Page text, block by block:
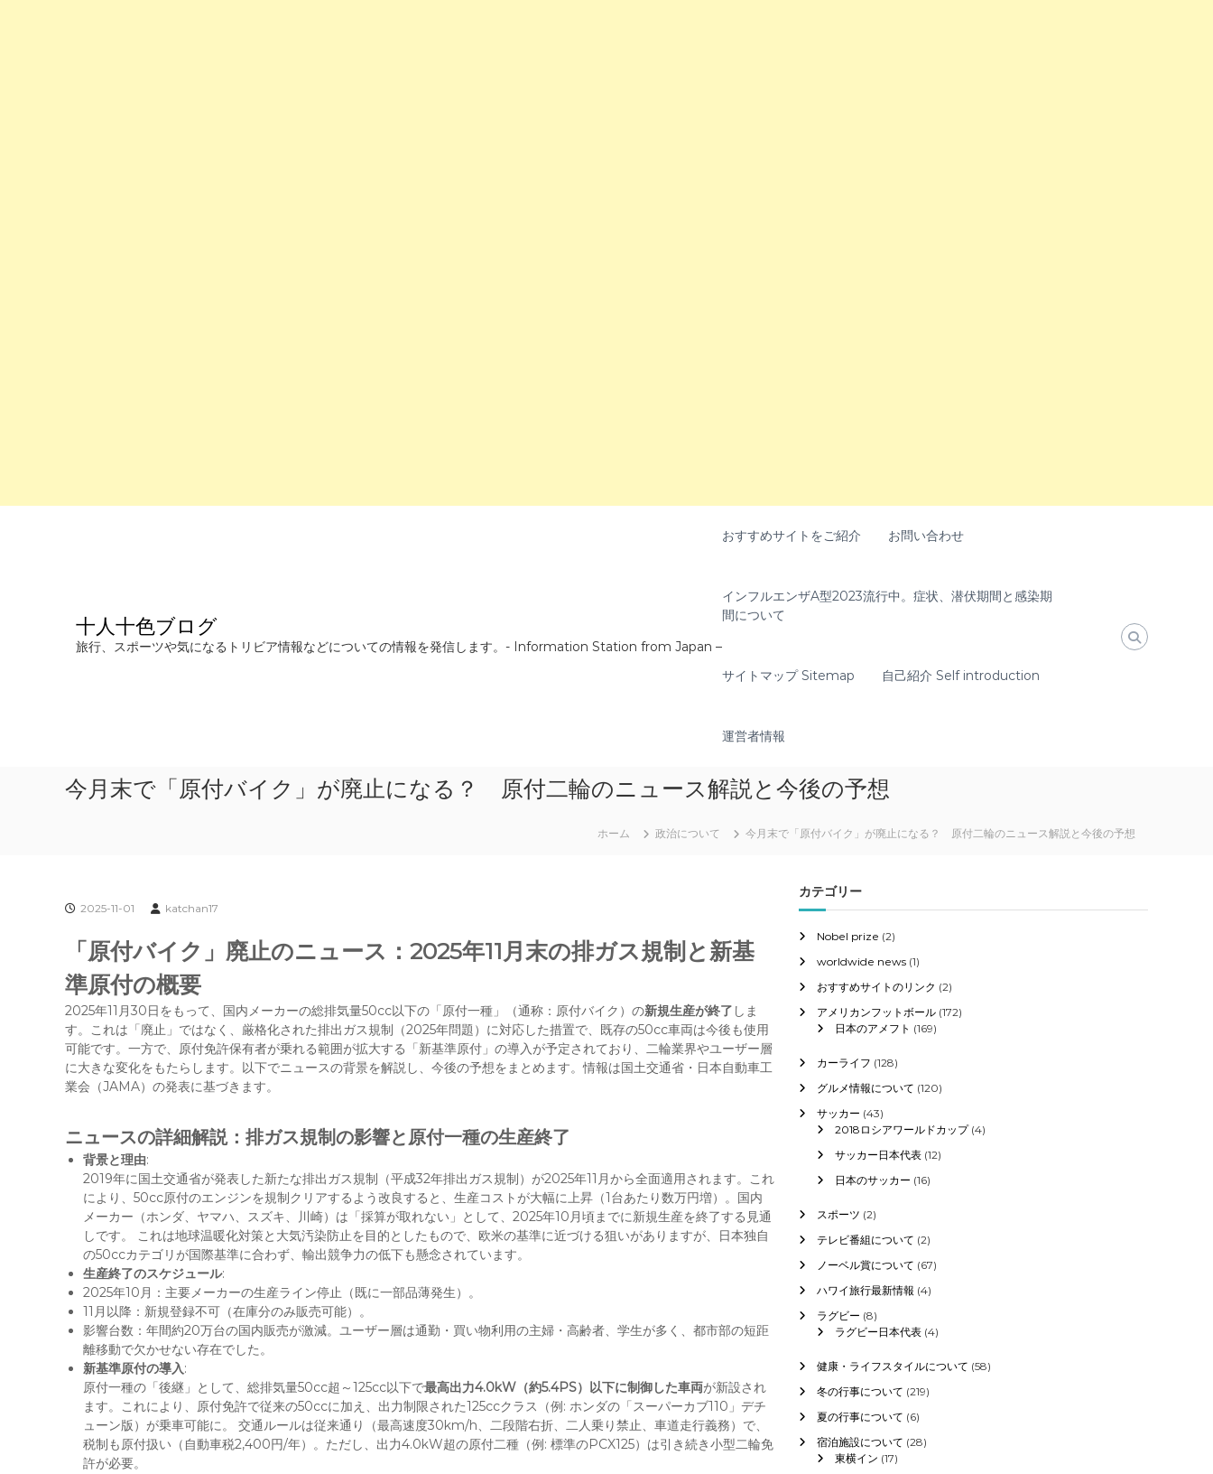
十人十色ブログ
旅行、スポーツや気になるトリビア情報などについての情報を発信します。- Information Station from Japan –
おすすめサイトをご紹介 お問い合わせ
インフルエンザA型2023流行中。症状、潜伏期間と感染期
間について
サイトマップ Sitemap 自己紹介 Self introduction
運営者情報
今月末で「原付バイク」が廃止になる？ 原付二輪のニュース解説と今後の予想
ホーム 政治について 今月末で「原付バイク」が廃止になる？ 原付二輪のニュース解説と今後の予想
2025-11-01 katchan17
「原付バイク」廃止のニュース：2025年11月末の排ガス規制と新基
準原付の概要
2025年11月30日をもって、国内メーカーの総排気量50cc以下の「原付一種」（通称：原付バイク）の新規生産が終了 しま
す。これは「廃止」ではなく、厳格化された排出ガス規制（2025年問題）に対応した措置で、既存の50cc車両は今後も使用
可能です。一方で、原付免許保有者が乗れる範囲が拡大する「新基準原付」の導入が予定されており、二輪業界やユーザー層
に大きな変化をもたらします。以下でニュースの背景を解説し、今後の予想をまとめます。情報は国土交通省・日本自動車工
業会（JAMA）の発表に基づきます。
ニュースの詳細解説：排ガス規制の影響と原付一種の生産終了
背景と理由:
2019年に国土交通省が発表した新たな排出ガス規制（平成32年排出ガス規制）が2025年11月から全面適用されます。これ
により、50cc原付のエンジンを規制クリアするよう改良すると、生産コストが大幅に上昇（1台あたり数万円増）。国内
メーカー（ホンダ、ヤマハ、スズキ、川崎）は「採算が取れない」として、2025年10月頃までに新規生産を終了する見通
しです。 これは地球温暖化対策と大気汚染防止を目的としたもので、欧米の基準に近づける狙いがありますが、日本独自
の50ccカテゴリが国際基準に合わず、輸出競争力の低下も懸念されています。
生産終了のスケジュール:
2025年10月：主要メーカーの生産ライン停止（既に一部品薄発生）。
11月以降：新規登録不可（在庫分のみ販売可能）。
影響台数：年間約20万台の国内販売が激減。ユーザー層は通勤・買い物利用の主婦・高齢者、学生が多く、都市部の短距
離移動で欠かせない存在でした。
新基準原付の導入:
原付一種の「後継」として、総排気量50cc超～125cc以下で最高出力4.0kW（約5.4PS）以下に制御した車両が新設され
ます。これにより、原付免許で従来の50ccに加え、出力制限された125ccクラス（例: ホンダの「スーパーカブ110」デチ
ューン版）が乗車可能に。 交通ルールは従来通り（最高速度30km/h、二段階右折、二人乗り禁止、車道走行義務）で、
税制も原付扱い（自動車税2,400円/年）。ただし、出力4.0kW超の原付二種（例: 標準のPCX125）は引き続き小型二輪免
許が必要。
カテゴリー
Nobel prize (2)
worldwide news (1)
おすすめサイトのリンク (2)
アメリカンフットボール (172)
日本のアメフト (169)
カーライフ (128)
グルメ情報について (120)
サッカー (43)
2018ロシアワールドカップ(4)
サッカー日本代表 (12)
日本のサッカー (16)
スポーツ (2)
テレビ番組について (2)
ノーベル賞について (67)
ハワイ旅行最新情報 (4)
ラグビー (8)
ラグビー日本代表 (4)
健康・ライフスタイルについて (58)
冬の行事について (219)
夏の行事について (6)
宿泊施設について (28)
東横イン (17)